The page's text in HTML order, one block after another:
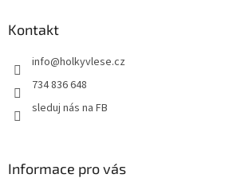
Kontakt
info@holkyvlese.cz
734 836 648
sleduj nás na FB
Informace pro vás